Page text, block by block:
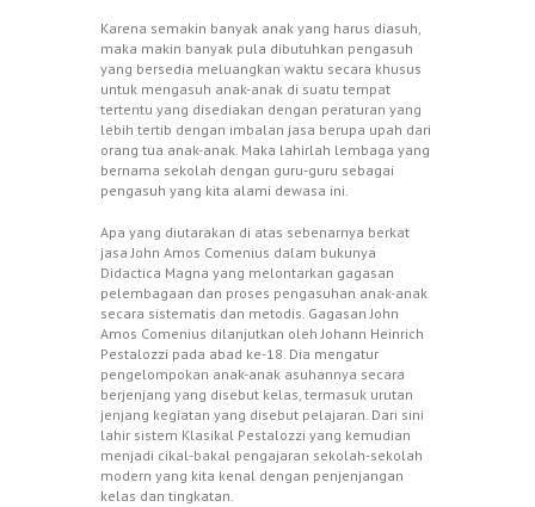
Karena semakin banyak anak yang harus diasuh,
maka makin banyak pula dibutuhkan pengasuh
yang bersedia meluangkan waktu secara khusus
untuk mengasuh anak-anak di suatu tempat
tertentu yang disediakan dengan peraturan yang
lebih tertib dengan imbalan jasa berupa upah dari
orang tua anak-anak. Maka lahirlah lembaga yang
bernama sekolah dengan guru-guru sebagai
pengasuh yang kita alami dewasa ini.
Apa yang diutarakan di atas sebenarnya berkat
jasa John Amos Comenius dalam bukunya
Didactica Magna yang melontarkan gagasan
pelembagaan dan proses pengasuhan anak-anak
secara sistematis dan metodis. Gagasan John
Amos Comenius dilanjutkan oleh Johann Heinrich
Pestalozzi pada abad ke-18. Dia mengatur
pengelompokan anak-anak asuhannya secara
berjenjang yang disebut kelas, termasuk urutan
jenjang kegiatan yang disebut pelajaran. Dari sini
lahir sistem Klasikal Pestalozzi yang kemudian
menjadi cikal-bakal pengajaran sekolah-sekolah
modern yang kita kenal dengan penjenjangan
kelas dan tingkatan.